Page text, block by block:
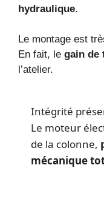
hydraulique.
Le montage est
En fait, le gain de
l’atelier.
Intégrité
Le moteur
de la colonne,
mécanique